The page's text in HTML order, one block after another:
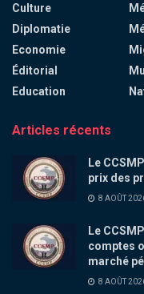
Culture
Diplomatie
Economie
Éditorial
Education
Articles récents
Le
prix des
8 AOÛT
Le
comptes
marché
8 AOÛT